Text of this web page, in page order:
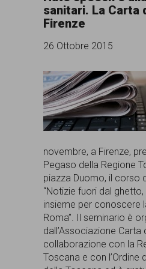
comunicazione
specificamente
al
fenomeno
del
curato
da
Lunaria
in
collaborazione
con
sanitari. La Carta
Firenze
26 Ottobre 2015
novembre, a Firenze,
Pegaso della Regione
piazza Duomo, il corso
“Notizie fuori dal
insieme per conoscere
Roma”. Il seminario è
dall’Associazione Carta
collaborazione con la
Toscana e con l’Ordine